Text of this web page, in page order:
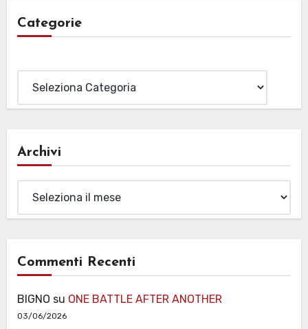
Categorie
Archivi
Commenti Recenti
BIGNO su ONE BATTLE AFTER ANOTHER
03/06/2026